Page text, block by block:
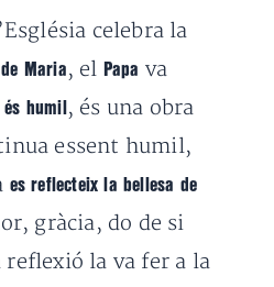
celebra la
Maria , el Papa va
humil , és una obra
essent humil,
es reflecteix la bellesa de
gràcia, do de si
la va fer a la